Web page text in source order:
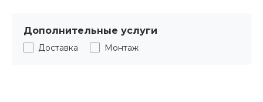
Дополнительные услуги
Доставка Монтаж